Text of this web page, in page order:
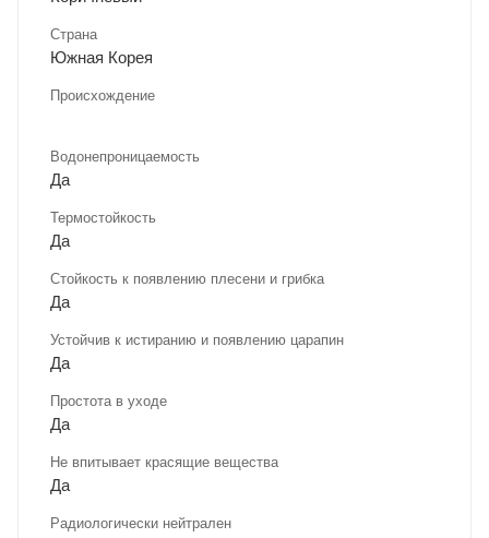
Страна
Южная Корея
Происхождение
Водонепроницаемость
Да
Термостойкость
Да
Стойкость к появлению плесени и грибка
Да
Устойчив к истиранию и появлению царапин
Да
Простота в уходе
Да
Не впитывает красящие вещества
Да
Радиологически нейтрален